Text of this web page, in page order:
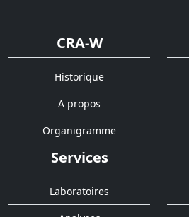
CRA-W
Historique
A propos
Organigramme
Services
Laboratoires